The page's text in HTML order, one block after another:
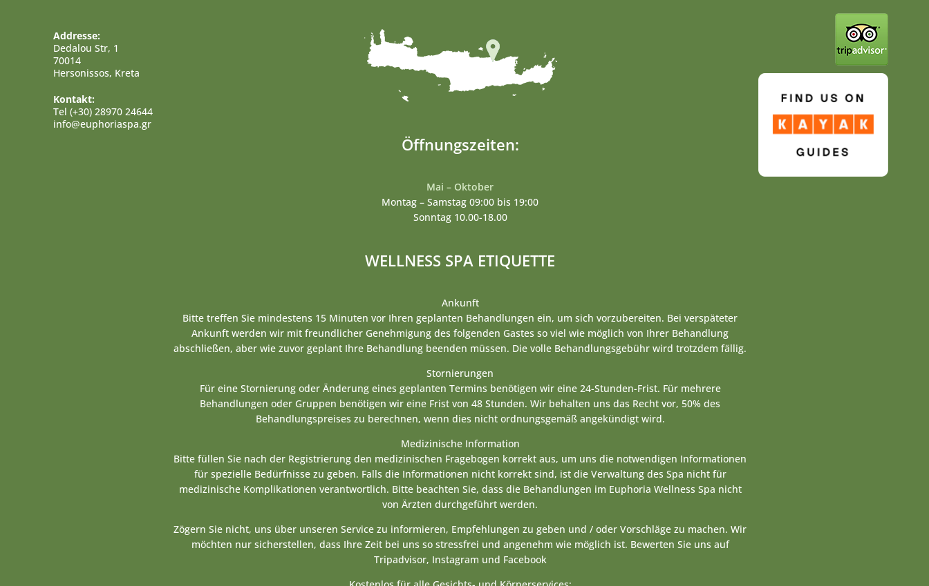
Addresse:
Dedalou Str, 1
70014
Hersonissos, Kreta
Kontakt:
Tel (+30) 28970 24644
info@euphoriaspa.gr
Öffnungszeiten:
Mai – Oktober
Montag – Samstag 09:00 bis 19:00
Sonntag 10.00-18.00
WELLNESS SPA ETIQUETTE
Ankunft
Bitte treffen Sie mindestens 15 Minuten vor Ihren geplanten Behandlungen ein, um sich vorzubereiten. Bei verspäteter
Ankunft werden wir mit freundlicher Genehmigung des folgenden Gastes so viel wie möglich von Ihrer Behandlung
abschließen, aber wie zuvor geplant Ihre Behandlung beenden müssen. Die volle Behandlungsgebühr wird trotzdem fällig.
Stornierungen
Für eine Stornierung oder Änderung eines geplanten Termins benötigen wir eine 24-Stunden-Frist. Für mehrere
Behandlungen oder Gruppen benötigen wir eine Frist von 48 Stunden. Wir behalten uns das Recht vor, 50% des
Behandlungspreises zu berechnen, wenn dies nicht ordnungsgemäß angekündigt wird.
Medizinische Information
Bitte füllen Sie nach der Registrierung den medizinischen Fragebogen korrekt aus, um uns die notwendigen Informationen
für spezielle Bedürfnisse zu geben. Falls die Informationen nicht korrekt sind, ist die Verwaltung des Spa nicht für
medizinische Komplikationen verantwortlich. Bitte beachten Sie, dass die Behandlungen im Euphoria Wellness Spa nicht
von Ärzten durchgeführt werden.
Zögern Sie nicht, uns über unseren Service zu informieren, Empfehlungen zu geben und / oder Vorschläge zu machen. Wir
möchten nur sicherstellen, dass Ihre Zeit bei uns so stressfrei und angenehm wie möglich ist. Bewerten Sie uns auf
Tripadvisor, Instagram und Facebook